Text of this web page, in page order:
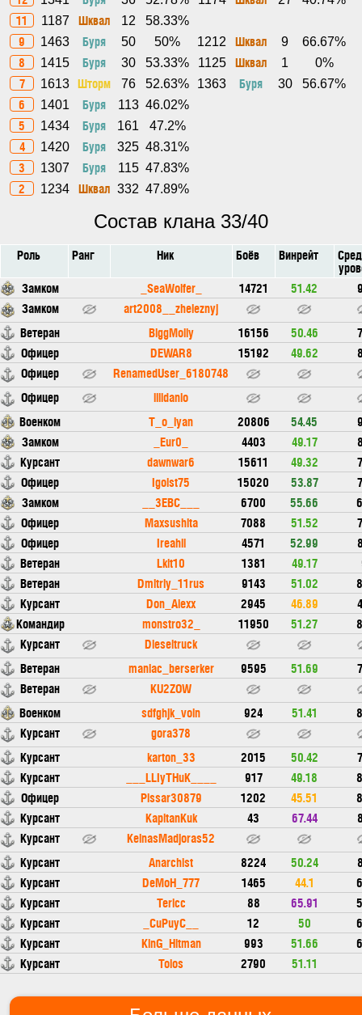
11 1187 Шквал 12 58.33%
9 1463 Буря 50 50% 1212 Шквал 9 66.67%
8 1415 Буря 30 53.33% 1125 Шквал 1 0%
7 1613 Шторм 76 52.63% 1363 Буря 30 56.67%
6 1401 Буря 113 46.02%
5 1434 Буря 161 47.2%
4 1420 Буря 325 48.31%
3 1307 Буря 115 47.83%
2 1234 Шквал 332 47.89%
Состав клана 33/40
Роль Ранг Ник Боёв Винрейт
Замком
_SeaWolfer_ 14721 51.42
Замком
art2008__zheleznyj
Ветеран
BiggMolly 16156 50.46
Офицер
DEWAR8 15192 49.62
Офицер
RenamedUser_6180748
Офицер
illidanio
Военком
T_o_lyan 20806 54.45
Замком
_Eur0_ 4403 49.17
Курсант
dawnwar6 15611 49.32
Офицер
Igoist75 15020 53.87
Замком
__3EBC___ 6700 55.66
Офицер
Maxsushita 7088 51.52
Офицер
Ireahil 4571 52.99
Ветеран
Lkit10 1381 49.17
Ветеран
Dmitriy_11rus 9143 51.02
Курсант
Don_Alexx 2945 46.89
Командир
monstro32_ 11950 51.27
Курсант
Dieseltruck
Ветеран
maniac_berserker 9595 51.69
Ветеран
KU2ZOW
Военком
sdfghjk_voin 924 51.41
Курсант
gora378
Курсант
karton_33 2015 50.42
Курсант
___LLIyTHuK____ 917 49.18
Офицер
Pissar30879 1202 45.51
Курсант
KapitanKuk 43 67.44
Курсант
KeinasMadjoras52
Курсант
Anarchist 8224 50.24
Курсант
DeMoH_777 1465 44.1
Курсант
Tericc 88 65.91
Курсант
_CuPuyC__ 12 50
Курсант
KinG_Hitman 993 51.66
Курсант
Tolos 2790 51.11